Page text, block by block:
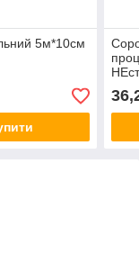
5м*10см